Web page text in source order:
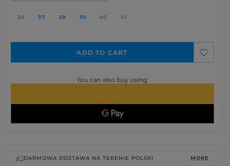
36 37 38 39 40 41
ADD TO CART
You can also buy using:
DARMOWA DOSTAWA NA TERENIE POLSKI MORE